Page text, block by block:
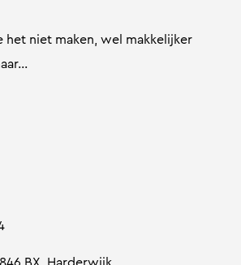
het niet maken, wel makkelijker